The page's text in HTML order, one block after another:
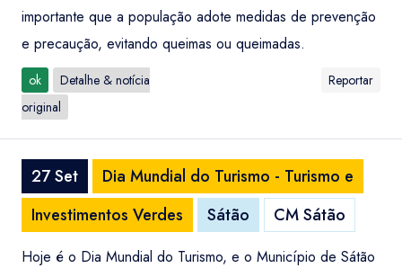
importante que a população adote medidas de prevenção
e precaução, evitando queimas ou queimadas.
ok
Detalhe & notícia
original
Reportar
27 Set
Dia Mundial do Turismo - Turismo e
Investimentos Verdes
Sátão CM Sátão
Hoje é o Dia Mundial do Turismo, e o Município de Sátão